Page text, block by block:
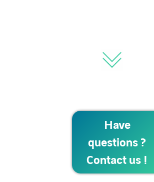
Have
questions ?
Contact us !